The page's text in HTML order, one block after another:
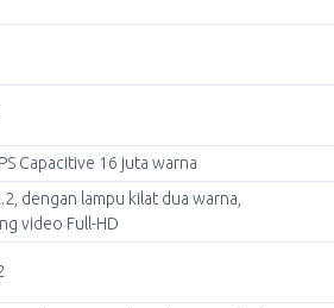
Capacitive 16 juta warna
dengan lampu kilat dua warna,
video Full-HD